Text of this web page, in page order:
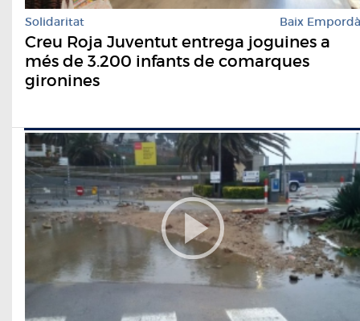
Solidaritat Baix Empordà
Creu Roja Juventut entrega joguines a
més de 3.200 infants de comarques
gironines